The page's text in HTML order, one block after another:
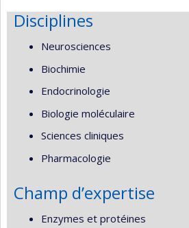
Disciplines
Neurosciences
Biochimie
Endocrinologie
Biologie moléculaire
Sciences cliniques
Pharmacologie
Champ d’expertise
Enzymes et protéines